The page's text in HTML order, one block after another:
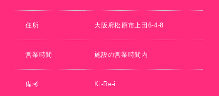
住所 大阪府松原市上田6-4-8
営業時間 施設の営業時間内
備考 Ki-Re-i